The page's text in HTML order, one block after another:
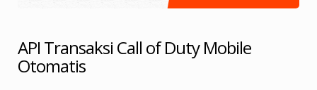
API Transaksi Call of Duty Mobile
Otomatis